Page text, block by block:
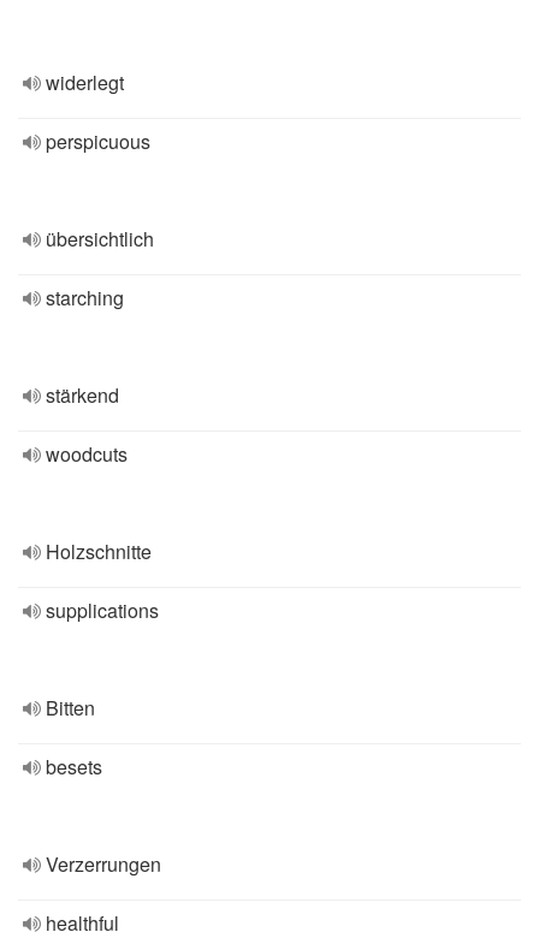
widerlegt
perspicuous
übersichtlich
starching
stärkend
woodcuts
Holzschnitte
supplications
Bitten
besets
Verzerrungen
healthful